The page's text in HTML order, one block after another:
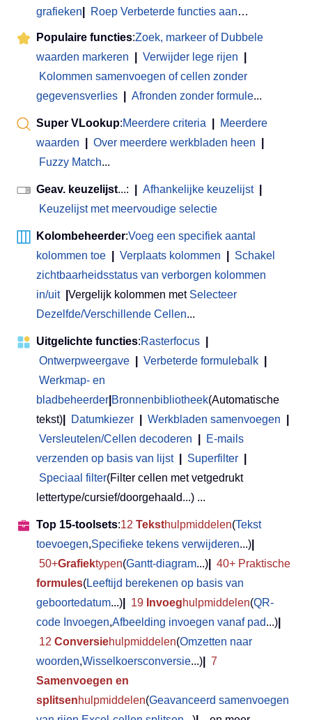
grafieken
Roep Verbeterde functies aan…
Populaire functies:Zoek, markeer of Dubbele
waarden markeren
Verwijder lege rijen
Kolommen samenvoegen of cellen zonder
gegevensverlies
Afronden zonder formule...
Super VLookup:Meerdere criteria
Meerdere
waarden
Over meerdere werkbladen heen
Fuzzy Match...
Geav. keuzelijst...: Afhankelijke keuzelijst
Keuzelijst met meervoudige selectie
Kolombeheerder:Voeg een specifiek aantal
kolommen toe
Verplaats kolommen
Schakel
zichtbaarheidsstatus van verborgen kolommen
in/uit
Vergelijk kolommen met Selecteer
Dezelfde/Verschillende Cellen...
Uitgelichte functies:Rasterfocus
Ontwerpweergave
Verbeterde formulebalk
Werkmap- en
bladbeheerder Bronnenbibliotheek(Automatische
tekst)
Datumkiezer Werkbladen samenvoegen
Versleutelen/Cellen decoderen
E-mails
verzenden op basis van lijst
Superfilter
Speciaal filter(Filter cellen met vetgedrukt
lettertype/cursief/doorgehaald...) ...
Top 15-toolsets:12 Teksthulpmiddelen(Tekst
toevoegen,Specifieke tekens verwijderen...)
50+Grafiektypen(Gantt-diagram...)
40+ Praktische
formules(Leeftijd berekenen op basis van
geboortedatum...) 19 Invoeghulpmiddelen(QR-
code Invoegen,Afbeelding invoegen vanaf pad...)
12 Conversiehulpmiddelen(Omzetten naar
woorden,Wisselkoersconversie...)
7
Samenvoegen en
splitsenhulpmiddelen(Geavanceerd samenvoegen